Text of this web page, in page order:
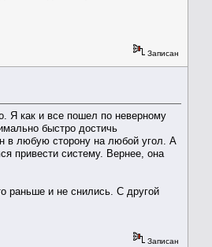
Записан
Я как и все пошел по неверному
быстро достичь
в любую сторону на любой угол. А
привести систему. Вернее, она
раньше и не снились. С другой
Записан